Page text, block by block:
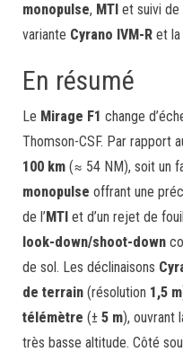
monopulse, MTI et suivi de
variante Cyrano IVM-R et la
En résumé
Le Mirage F1 change
Thomson-CSF. Par rapport
100 km (≈ 54 NM), soit un
monopulse offrant une
de l’MTI et d’un rejet de
look-down/shoot-down
de sol. Les déclinaisons
de terrain (résolution 1,5 m
télémètre (± 5 m), ouvrant
très basse altitude. Côté